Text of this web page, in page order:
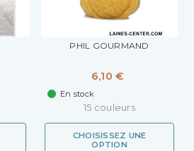
PHIL GOURMAND
6,10 €
En stock
15 couleurs
CHOISISSEZ UNE
OPTION